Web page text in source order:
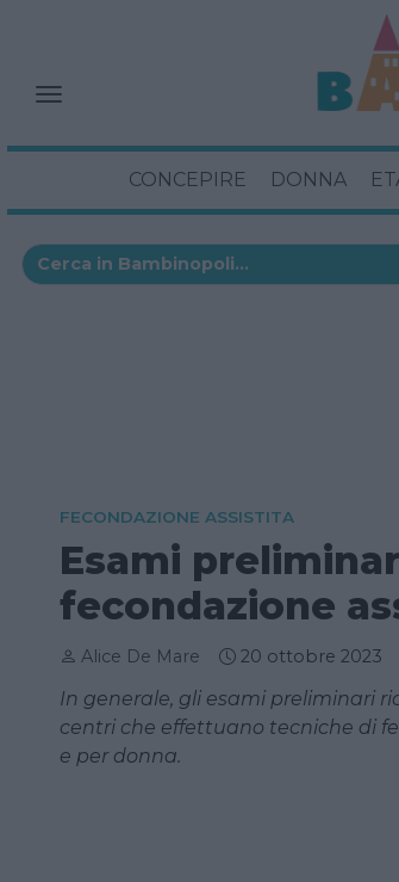
CONCEPIRE DONNA
FECONDAZIONE ASSISTITA
Esami
fecondazione
Alice De Mare 20 ottobre 2023
In generale, gli esami preliminari
centri che effettuano tecniche di
e per donna.